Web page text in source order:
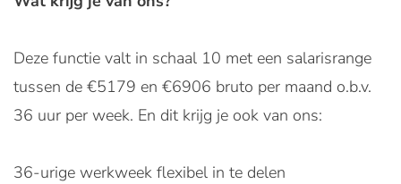
Deze functie valt in schaal 10 met een salarisrange
tussen de €5179 en €6906 bruto per maand o.b.v.
36 uur per week. En dit krijg je ook van ons:
36-urige werkweek flexibel in te delen